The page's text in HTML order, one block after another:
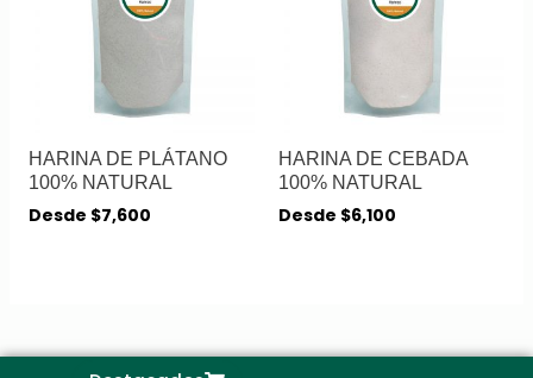
HARINA DE PLÁTANO
100% NATURAL
Desde $7,600
HARINA DE CEBADA
100% NATURAL
Desde $6,100